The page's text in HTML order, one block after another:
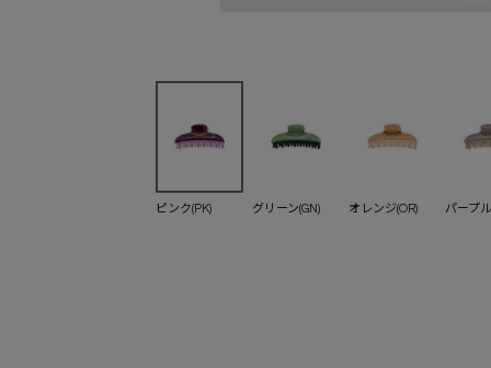
ピンク(PK) グリーン(GN) オレンジ(OR) パープ